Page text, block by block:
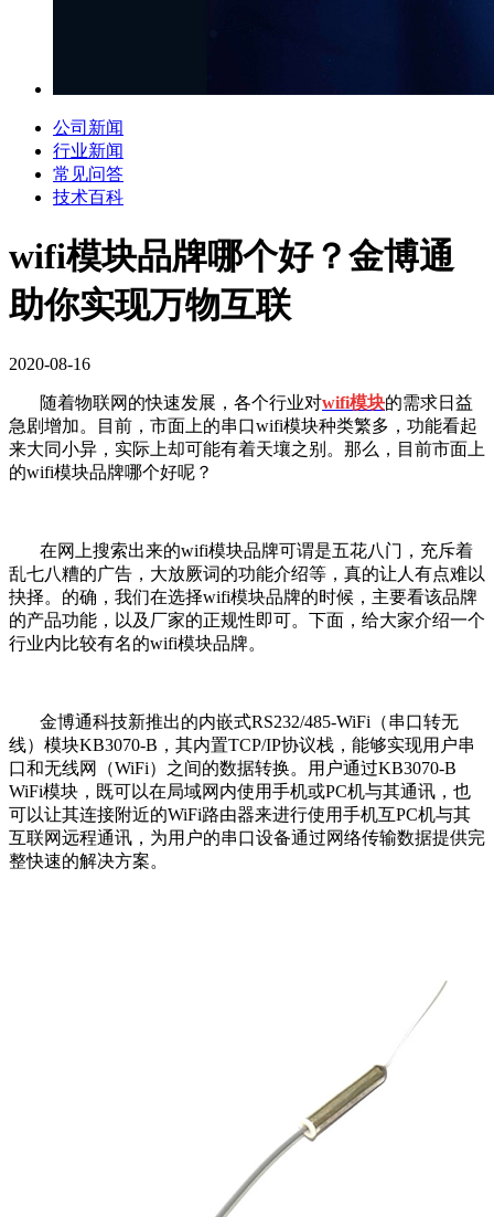
公司新闻
行业新闻
常见问答
技术百科
wifi模块品牌哪个好？金博通
助你实现万物互联
2020-08-16
随着物联网的快速发展，各个行业对wifi模块的需求日益
急剧增加。目前，市面上的串口wifi模块种类繁多，功能看起
来大同小异，实际上却可能有着天壤之别。那么，目前市面上
的wifi模块品牌哪个好呢？
在网上搜索出来的wifi模块品牌可谓是五花八门，充斥着
乱七八糟的广告，大放厥词的功能介绍等，真的让人有点难以
抉择。的确，我们在选择wifi模块品牌的时候，主要看该品牌
的产品功能，以及厂家的正规性即可。下面，给大家介绍一个
行业内比较有名的wifi模块品牌。
金博通科技新推出的内嵌式RS232/485-WiFi （串口转无
线）模块KB3070-B ，其内置TCP/IP协议栈，能够实现用户串
口和无线网（WiFi）之间的数据转换。用户通过KB3070-B
WiFi模块，既可以在局域网内使用手机或PC机与其通讯，也
可以让其连接附近的WiFi路由器来进行使用手机互PC机与其
互联网远程通讯，为用户的串口设备通过网络传输数据提供完
整快速的解决方案。